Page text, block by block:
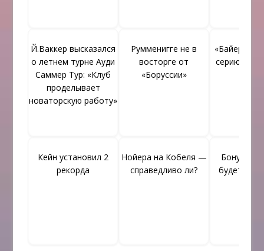
Й.Ваккер высказался
о летнем турне Ауди
Саммер Тур: «Клуб
проделывает
новаторскую работу»
Румменигге не в
восторге от
«Боруссии»
«Байер»
серию
Кейн установил 2
рекорда
Нойера на Кобеля —
справедливо ли?
Бонуччи
будет в